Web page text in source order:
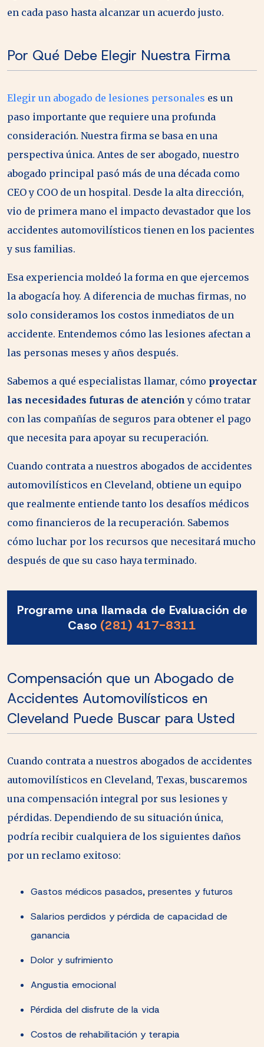
en cada paso hasta alcanzar un acuerdo justo.
Por Qué Debe Elegir Nuestra Firma
Elegir un abogado de lesiones personales es un
paso importante que requiere una profunda
consideración. Nuestra firma se basa en una
perspectiva única. Antes de ser abogado, nuestro
abogado principal pasó más de una década como
CEO y COO de un hospital. Desde la alta dirección,
vio de primera mano el impacto devastador que los
accidentes automovilísticos tienen en los pacientes
y sus familias.
Esa experiencia moldeó la forma en que ejercemos
la abogacía hoy. A diferencia de muchas firmas, no
solo consideramos los costos inmediatos de un
accidente. Entendemos cómo las lesiones afectan a
las personas meses y años después.
Sabemos a qué especialistas llamar, cómo proyectar
las necesidades futuras de atención y cómo tratar
con las compañías de seguros para obtener el pago
que necesita para apoyar su recuperación.
Cuando contrata a nuestros abogados de accidentes
automovilísticos en Cleveland, obtiene un equipo
que realmente entiende tanto los desafíos médicos
como financieros de la recuperación. Sabemos
cómo luchar por los recursos que necesitará mucho
después de que su caso haya terminado.
Programe una llamada de Evaluación de
Caso (281) 417-8311
Compensación que un Abogado de
Accidentes Automovilísticos en
Cleveland Puede Buscar para Usted
Cuando contrata a nuestros abogados de accidentes
automovilísticos en Cleveland, Texas, buscaremos
una compensación integral por sus lesiones y
pérdidas. Dependiendo de su situación única,
podría recibir cualquiera de los siguientes daños
por un reclamo exitoso:
Gastos médicos pasados, presentes y futuros
Salarios perdidos y pérdida de capacidad de
ganancia
Dolor y sufrimiento
Angustia emocional
Pérdida del disfrute de la vida
Costos de rehabilitación y terapia